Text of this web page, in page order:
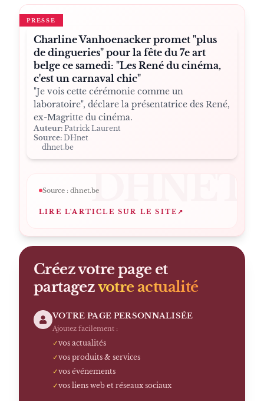
PRESSE
Charline Vanhoenacker promet "plus
de dingueries" pour la fête du 7e art
belge ce samedi: "Les René du cinéma,
c'est un carnaval chic"
"Je vois cette cérémonie comme un
laboratoire", déclare la présentatrice des René,
ex-Magritte du cinéma.
Auteur: Patrick Laurent
Source: DHnet
dhnet.be
DHNET
Source : dhnet.be
LIRE L'ARTICLE SUR LE SITE ↗
Créez votre page et
partagezvotre actualité
VOTRE PAGE PERSONNALISÉE
Ajoutez facilement :
✓vos actualités
✓vos produits & services
✓vos événements
✓vos liens web et réseaux sociaux